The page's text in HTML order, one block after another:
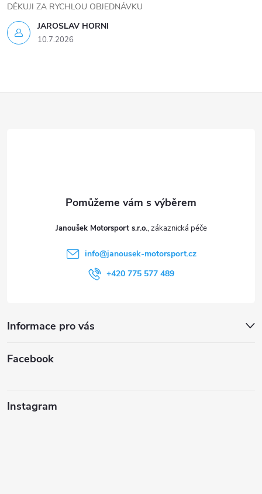
s
u
JAROSLAV HORNI
10.7.2026
DĚKUJI ZA RYCHLOU OBJEDNÁVKU
Janoušek Motorsport s.r.o.
info@janousek-motorsport.cz
+420 775 577 489
Informace pro vás
Facebook
Instagram